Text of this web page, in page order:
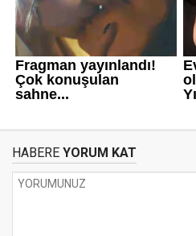
HABERE YORUM KAT